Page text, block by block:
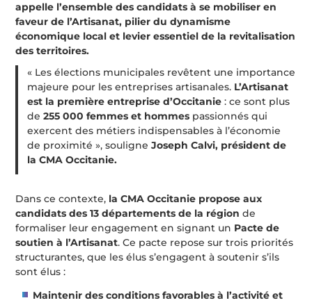
appelle l’ensemble des candidats à se mobiliser en
faveur de l’Artisanat, pilier du dynamisme
économique local et levier essentiel de la revitalisation
des territoires.
« Les élections municipales revêtent une importance
majeure pour les entreprises artisanales. L’Artisanat
est la première entreprise d’Occitanie : ce sont plus
de 255 000 femmes et hommes passionnés qui
exercent des métiers indispensables à l’économie
de proximité », souligne Joseph Calvi, président de
la CMA Occitanie.
Dans ce contexte, la CMA Occitanie propose aux
candidats des 13 départements de la région de
formaliser leur engagement en signant un Pacte de
soutien à l’Artisanat. Ce pacte repose sur trois priorités
structurantes, que les élus s’engagent à soutenir s’ils
sont élus :
Maintenir des conditions favorables à l’activité et